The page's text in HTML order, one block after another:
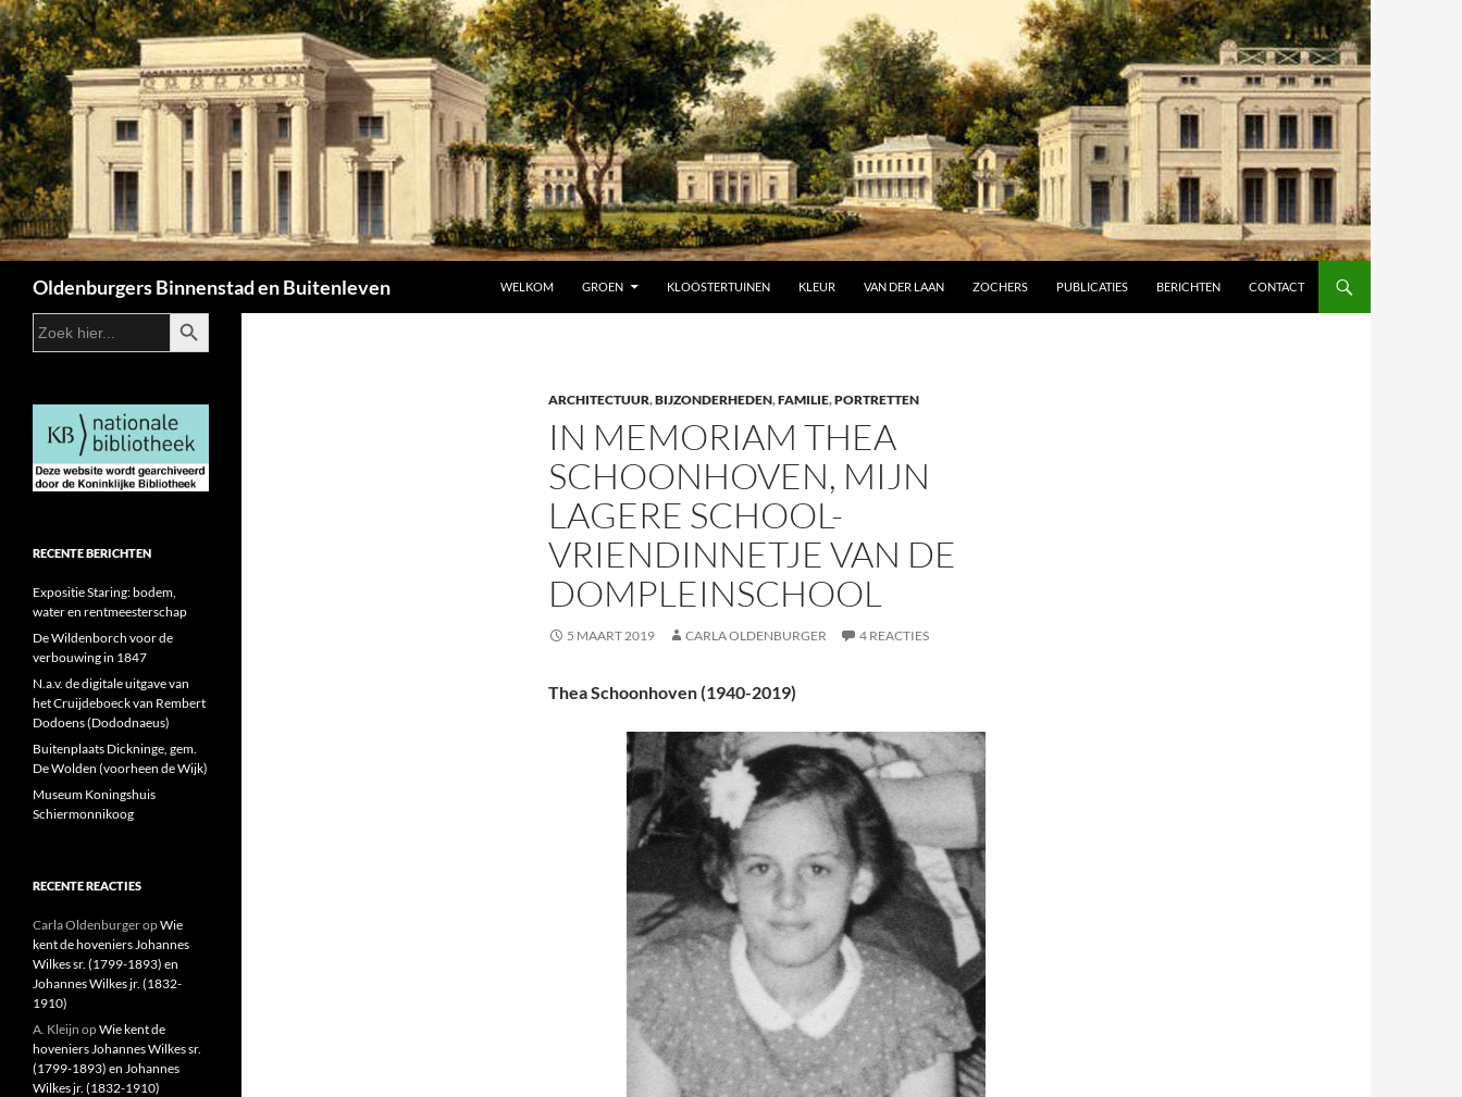
Oldenburgers Binnenstad en Buitenleven
WELKOM
GROEN KLOOSTERTUINEN KLEUR VAN DER LAAN ZOCHERS PUBLICATIES BERICHTEN CONTACT
ARCHITECTUUR,BIJZONDERHEDEN,FAMILIE,PORTRETTEN
IN MEMORIAM THEA
SCHOONHOVEN, MIJN
LAGERE SCHOOL-
VRIENDINNETJE VAN DE
DOMPLEINSCHOOL
5 MAART 2019 CARLA OLDENBURGER 4 REACTIES
Thea Schoonhoven (1940-2019)
Zoek
naar:
ZOEKKNOP
RECENTE BERICHTEN
Expositie Staring: bodem,
water en rentmeesterschap
De Wildenborch voor de
verbouwing in 1847
N.a.v. de digitale uitgave van
het Cruijdeboeck van Rembert
Dodoens (Dododnaeus)
Buitenplaats Dickninge, gem.
De Wolden (voorheen de Wijk)
Museum Koningshuis
Schiermonnikoog
RECENTE REACTIES
Carla OldenburgeropWie
kent de hoveniers Johannes
Wilkes sr. (1799-1893) en
Johannes Wilkes jr. (1832-
1910)
A. Kleijn opWie kent de
hoveniers Johannes Wilkes sr.
(1799-1893) en Johannes
Wilkes jr. (1832-1910)